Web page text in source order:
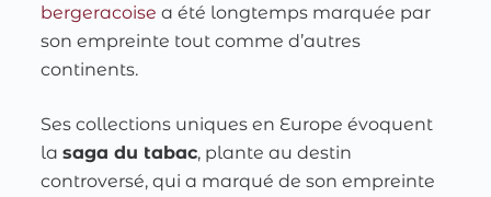
bergeracoise a été longtemps marquée par
son empreinte tout comme d’autres
continents.
Ses collections uniques en Europe évoquent
la saga du tabac, plante au destin
controversé, qui a marqué de son empreinte